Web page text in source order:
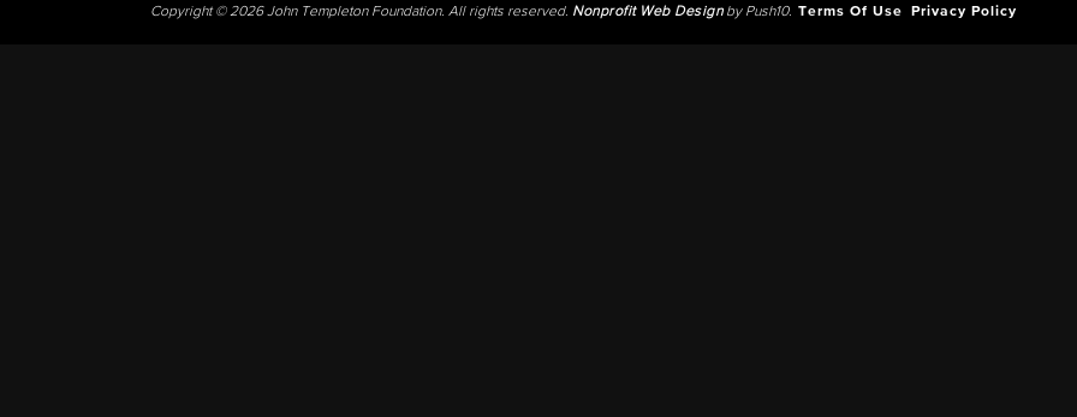
Copyright © 2026 John Templeton Foundation. All rights reserved. Nonprofit Web Designby Push10. Terms Of Use Privacy Policy